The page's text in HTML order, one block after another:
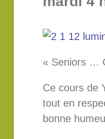
« Seniors …
Ce cours de
tout en
bonne